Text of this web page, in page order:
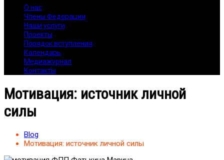
О нас
Члены Федерации
Наши услуги
Проекты
Порядок вступления
Календарь
Медиажурнал
Контакты
Мотивация: источник личной
силы
Blog
Мотивация: источник личной силы